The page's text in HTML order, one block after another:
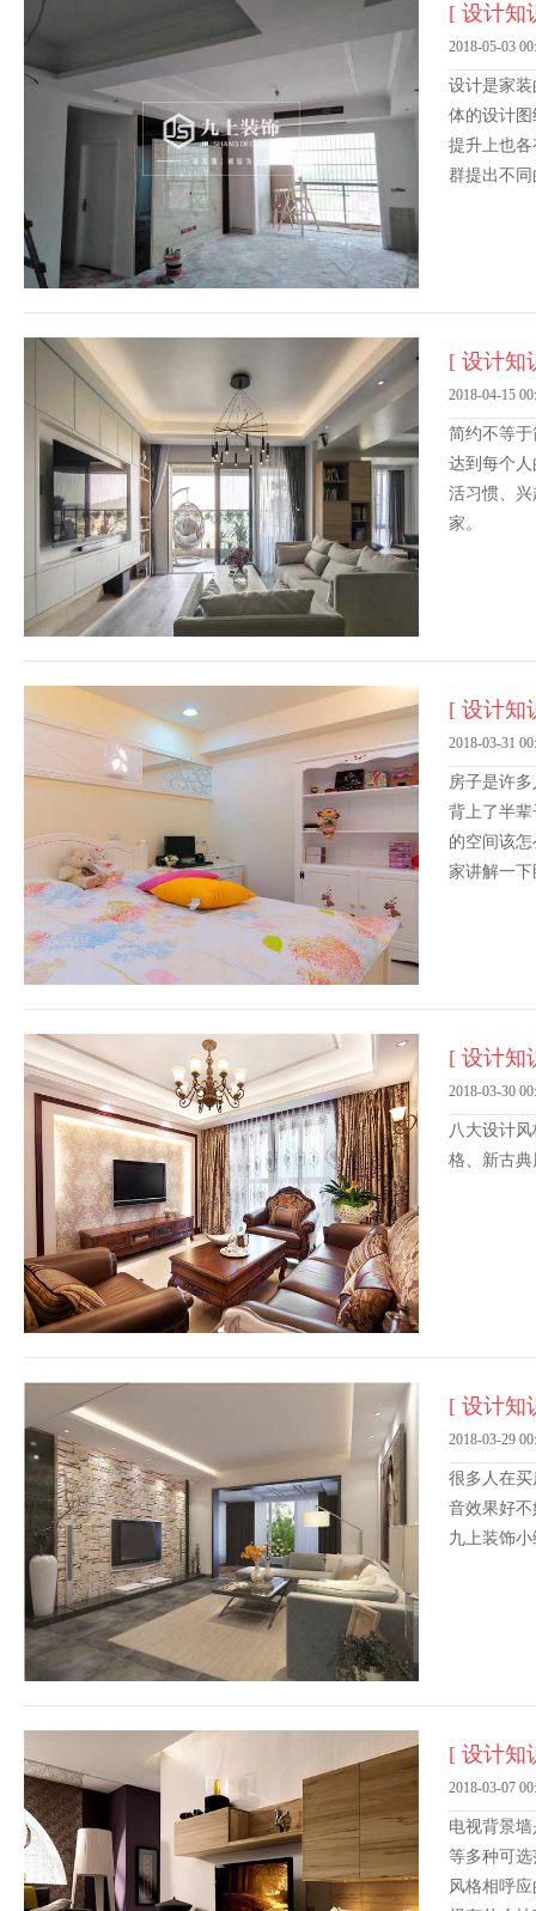
[ 设计知
2018-05-03
设计是家
体的设计
提升上也
群提出不
[ 设计知
2018-04-15
简约不等
达到每个
活习惯、
家。
[ 设计知
2018-03-31
房子是许
背上了半
的空间该
家讲解一
[ 设计知
2018-03-30
八大设计
格、新古
[ 设计知
2018-03-29
很多人在
音效果好
九上装饰
[ 设计知
2018-03-07
电视背景
等多种可
风格相呼